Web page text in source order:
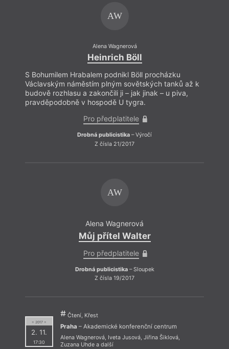
AW
Alena Wagnerová
Heinrich Böll
S Bohumilem Hrabalem podnikl Böll procházku
Václavským náměstím plným sovětských tanků až k
budově rozhlasu a zakončili ji – jak jinak – u piva,
pravděpodobně v hospodě U tygra.
Pro předplatitele
Drobná publicistika – Výročí
Z čísla 21/2017
AW
Alena Wagnerová
Můj přítel Walter
Pro předplatitele
Drobná publicistika– Sloupek
Z čísla 19/2017
= 2017 =
2. 11.
17:30
Čtení, Křest
Praha – Akademické konferenční centrum
Alena Wagnerová, Iveta Jusová,Jiřina Šiklová,
Zuzana Uhde a další